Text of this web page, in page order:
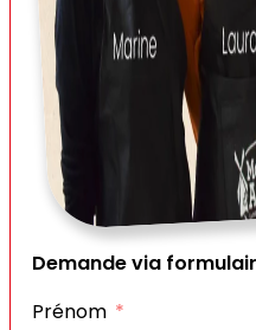
Demande via
Prénom